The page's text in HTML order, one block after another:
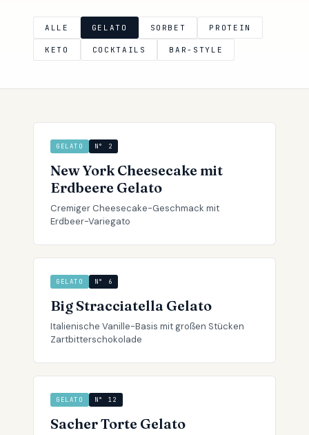
ALLE GELATO SORBET PROTEIN
KETO COCKTAILS BAR-STYLE
GELATO N° 2
New York Cheesecake mit
Erdbeere Gelato
Cremiger Cheesecake-Geschmack mit
Erdbeer-Variegato
GELATO N° 6
Big Stracciatella Gelato
Italienische Vanille-Basis mit großen Stücken
Zartbitterschokolade
GELATO N° 12
Sacher Torte Gelato